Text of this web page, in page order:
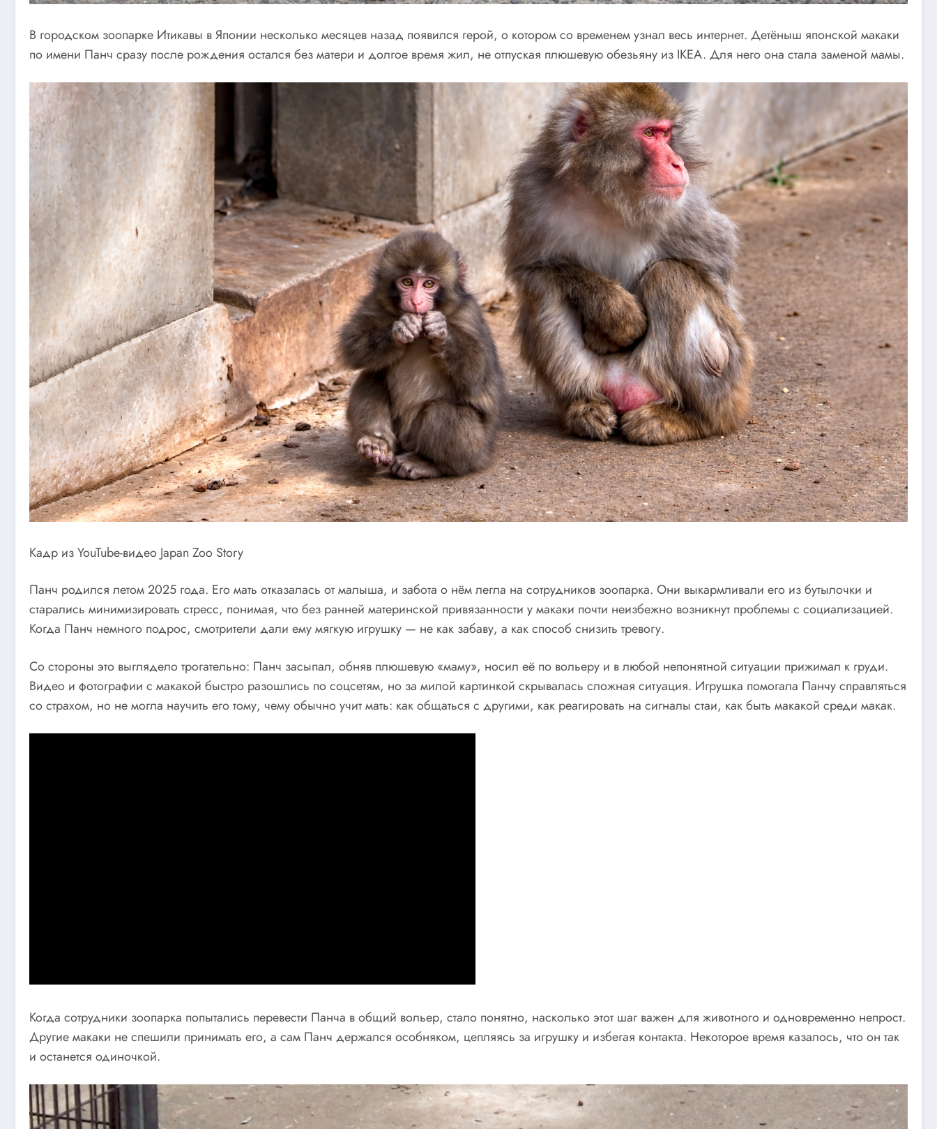
В городском зоопарке Итикавы в Японии несколько месяцев назад появился герой, о котором со временем узнал весь интернет. Детёныш японской макаки
по имени Панч сразу после рождения остался без матери и долгое время жил, не отпуская плюшевую обезьяну из IKEA. Для него она стала заменой мамы.
Кадр из YouTube-видео Japan Zoo Story
Панч родился летом 2025 года. Его мать отказалась от малыша, и забота о нём легла на сотрудников зоопарка. Они выкармливали его из бутылочки и
старались минимизировать стресс, понимая, что без ранней материнской привязанности у макаки почти неизбежно возникнут проблемы с социализацией.
Когда Панч немного подрос, смотрители дали ему мягкую игрушку — не как забаву, а как способ снизить тревогу.
Со стороны это выглядело трогательно: Панч засыпал, обняв плюшевую «маму», носил её по вольеру и в любой непонятной ситуации прижимал к груди.
Видео и фотографии с макакой быстро разошлись по соцсетям, но за милой картинкой скрывалась сложная ситуация. Игрушка помогала Панчу справляться
со страхом, но не могла научить его тому, чему обычно учит мать: как общаться с другими, как реагировать на сигналы стаи, как быть макакой среди макак.
Когда сотрудники зоопарка попытались перевести Панча в общий вольер, стало понятно, насколько этот шаг важен для животного и одновременно непрост.
Другие макаки не спешили принимать его, а сам Панч держался особняком, цепляясь за игрушку и избегая контакта. Некоторое время казалось, что он так
и останется одиночкой.